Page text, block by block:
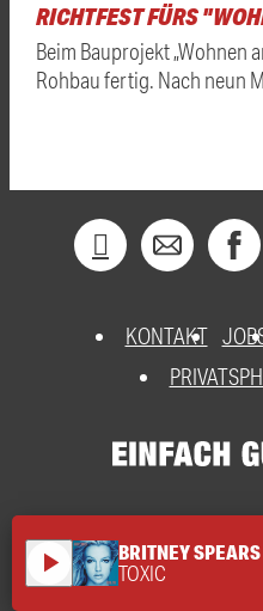
RICHTFEST FÜRS
Beim Bauprojekt „Wohnen
Rohbau fertig. Nach neun
KONTAKT
play_arrow BRITNEY SPEARS
TOXIC